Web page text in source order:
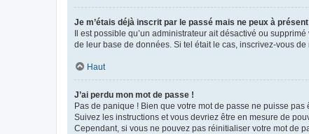
Je m’étais déjà inscrit par le passé mais ne peux à
Il est possible qu’un administrateur ait désactivé ou
de leur base de données. Si tel était le cas, inscrivez-vous
Haut
J’ai perdu mon mot de passe !
Pas de panique ! Bien que votre mot de passe ne puisse
Suivez les instructions et vous devriez être en mesure de
Cependant, si vous ne pouvez pas réinitialiser votre mot de